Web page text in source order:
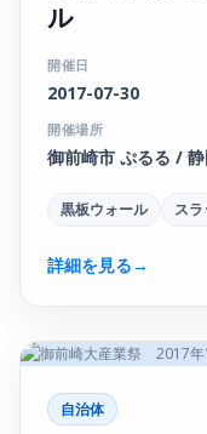
ル
開催日
2017-07-30
開催場所
御前崎市 ぷるる /
黒板ウォール ス
詳細を見る→
自治体